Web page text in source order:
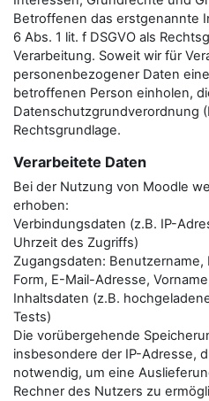
Betroffenen das erstgenannte
6 Abs. 1 lit. f DSGVO als
Verarbeitung. Soweit wir für
personenbezogener Daten
betroffenen Person einholen,
Datenschutzgrundverordnung
Rechtsgrundlage.
Verarbeitete Daten
Bei der Nutzung von Moodle
erhoben:
Verbindungsdaten (z.B. IP-
Uhrzeit des Zugriffs)
Zugangsdaten:
Form, E-Mail-Adresse,
Inhaltsdaten (z.B.
Tests)
Die vorübergehende
insbesondere der IP-Adresse,
notwendig, um eine
Rechner des Nutzers zu